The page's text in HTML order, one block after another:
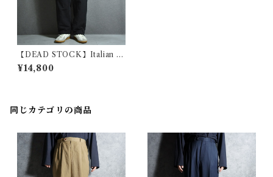
【DEAD STOCK】Italian Ai
r Force Flight Pants イタリ
ア軍 フライトパンツ 黒染め
¥14,800
同じカテゴリの商品